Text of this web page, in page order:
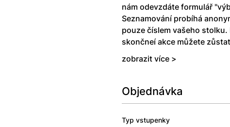
nám odevzdáte formulář
Seznamování probíhá
pouze číslem vašeho
skončneí akce můžete
zobrazit více >
Objednávka
Typ vstupenky